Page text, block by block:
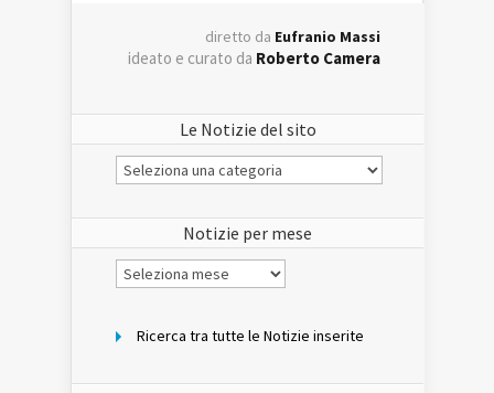
diretto da Eufranio Massi
ideato e curato da Roberto Camera
Le Notizie del sito
Le
Notizie
Notizie per mese
Notizie
per
Ricerca tra tutte le Notizie inserite